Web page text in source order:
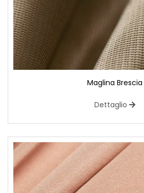
Maglina Brescia
Dettaglio